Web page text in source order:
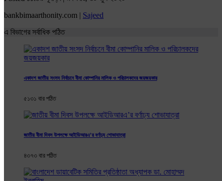
bankbimaarthonity.com | Sajeed
এ বিভাগের সর্বাধিক পঠিত
একাদশ জাতীয় সংসদ নির্বাচনে বীমা কোম্পানির মালিক ও পরিচালকদের জয়জয়কার
৫১৩১ বার পঠিত
জাতীয় বীমা দিবস উপলক্ষে আইডিআরএ’র বর্ণাঢ্য শোভাযাত্রা
৪৩৭৩ বার পঠিত